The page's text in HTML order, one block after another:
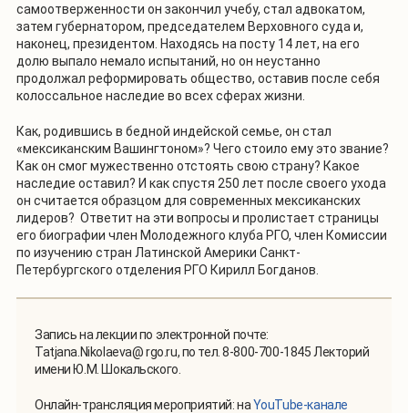
самоотверженности он закончил учебу, стал адвокатом,
затем губернатором, председателем Верховного суда и,
наконец, президентом. Находясь на посту 14 лет, на его
долю выпало немало испытаний, но он неустанно
продолжал реформировать общество, оставив после себя
колоссальное наследие во всех сферах жизни.
Как, родившись в бедной индейской семье, он стал
«мексиканским Вашингтоном»? Чего стоило ему это звание?
Как он смог мужественно отстоять свою страну? Какое
наследие оставил? И как спустя 250 лет после своего ухода
он считается образцом для современных мексиканских
лидеров? Ответит на эти вопросы и пролистает страницы
его биографии член Молодежного клуба РГО, член Комиссии
по изучению стран Латинской Америки Санкт-
Петербургского отделения РГО Кирилл Богданов.
Запись на лекции по электронной почте:
Tatjana.Nikolaeva@ rgo.ru, по тел. 8-800-700-1845 Лекторий
имени Ю.М. Шокальского.
Онлайн-трансляция мероприятий: наYouTube-канале